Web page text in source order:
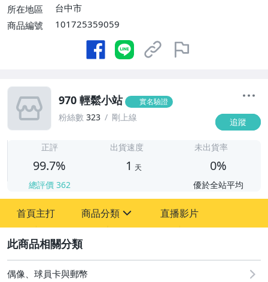
所在地區
台中市
商品編號
101725359059
970 輕鬆小站 實名驗證
粉絲數 323 剛上線 追蹤
正評
99.7%
總評價 362
出貨速度
1 天
未出貨率
0%
優於全站平均
首頁主打 商品分類
偶像、球員卡與郵幣
直播影片
偶像、球員卡與郵幣